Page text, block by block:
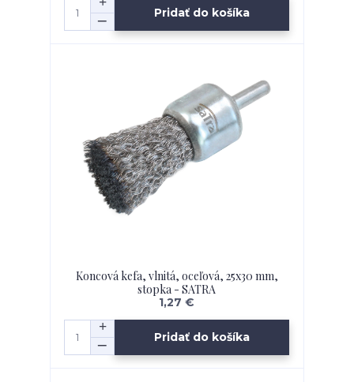
Pridať do košíka
Koncová kefa, vlnitá, oceľová, 25x30 mm,
stopka - SATRA
1,27 €
Pridať do košíka